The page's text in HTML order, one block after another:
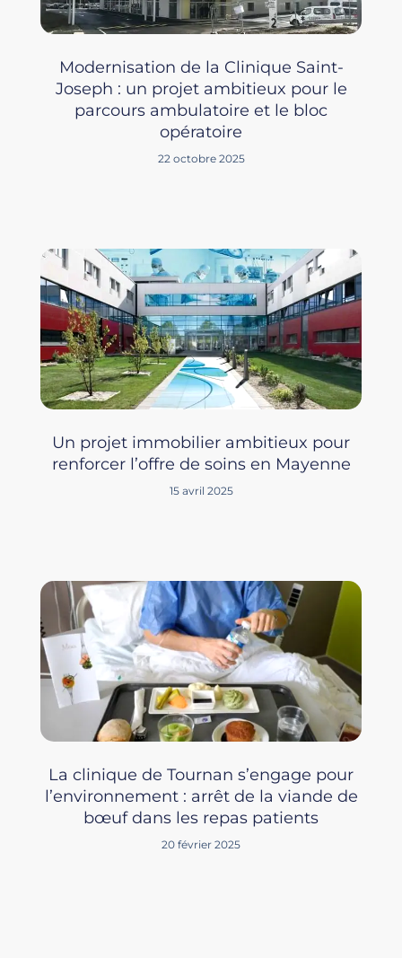
Modernisation de la Clinique Saint-
Joseph : un projet ambitieux pour le
parcours ambulatoire et le bloc
opératoire
22 octobre 2025
Un projet immobilier ambitieux pour
renforcer l’offre de soins en Mayenne
15 avril 2025
La clinique de Tournan s’engage pour
l’environnement : arrêt de la viande de
bœuf dans les repas patients
20 février 2025